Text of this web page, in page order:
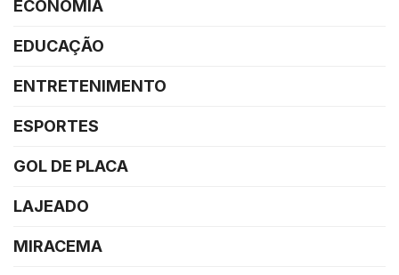
ECONOMIA
EDUCAÇÃO
ENTRETENIMENTO
ESPORTES
GOL DE PLACA
LAJEADO
MIRACEMA